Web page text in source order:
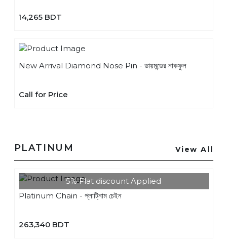
14,265 BDT
New Arrival Diamond Nose Pin - ডায়মন্ডের নাকফুল
Call for Price
PLATINUM View All
5% Flat discount Applied
Platinum Chain - প্লাটি্নাম চেইন
263,340 BDT